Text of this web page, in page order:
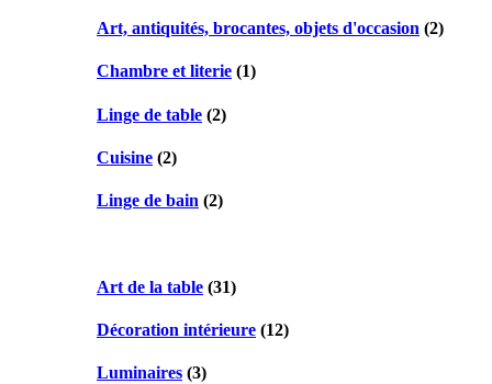
Art, antiquités, brocantes, objets d'occasion (2)
Chambre et literie (1)
Linge de table (2)
Cuisine (2)
Linge de bain (2)
Art de la table (31)
Décoration intérieure (12)
Luminaires (3)